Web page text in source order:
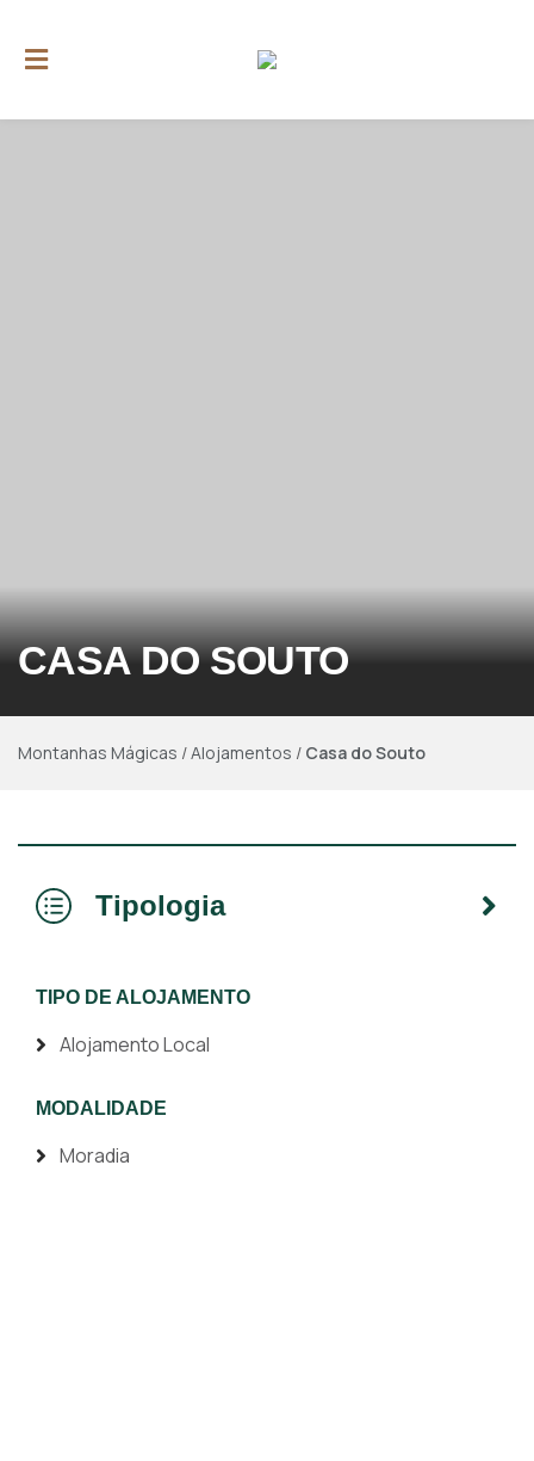
CASA DO SOUTO
Montanhas Mágicas /Alojamentos / Casa do Souto
Tipologia
TIPO DE ALOJAMENTO
Alojamento Local
MODALIDADE
Moradia